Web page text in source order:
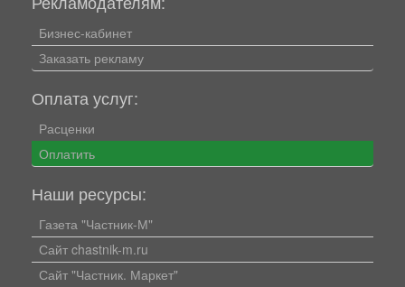
Бизнес-кабинет
Заказать рекламу
Оплата услуг:
Расценки
Оплатить
Наши ресурсы:
Газета "Частник-М"
Сайт chastnik-m.ru
Сайт "Частник. Маркет"